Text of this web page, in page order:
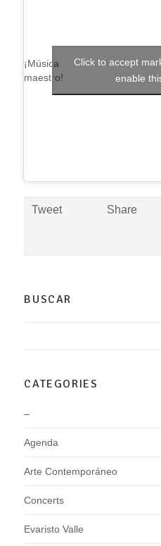
¡Música
maestro!
Click to accept
enable
Tweet Share
BUSCAR
CATEGORIES
–
Agenda
Arte Contemporáneo
Concerts
Evaristo Valle